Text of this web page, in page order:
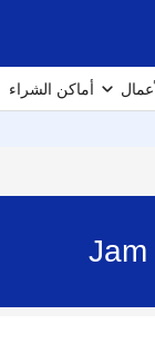
أماكن الشراء
Jam